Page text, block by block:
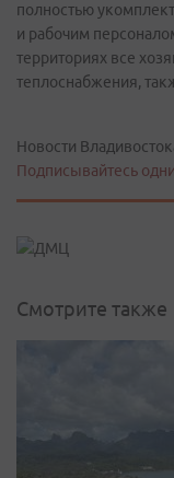
полностью
и рабочим
территориях все
теплоснабжения,
Новости
Подписывайтесь
Смотрите также